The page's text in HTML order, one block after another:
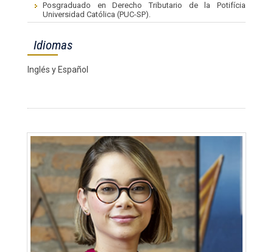
Posgraduado en Derecho Tributario de la Potifícia
Universidad Católica (PUC-SP).
Idiomas
Inglés y Español